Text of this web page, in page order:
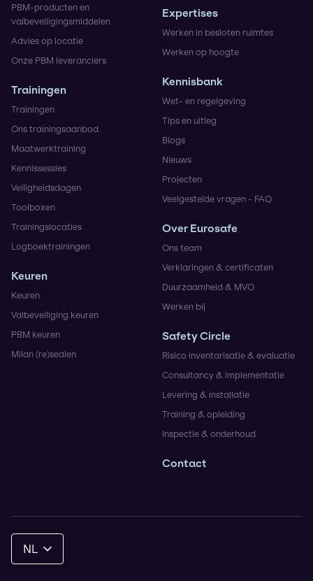
PBM-producten en
valbeveiligingsmiddelen
Advies op locatie
Onze PBM leveranciers
Trainingen
Trainingen
Ons trainingsaanbod
Maatwerktraining
Kennissessies
Veiligheidsdagen
Toolboxen
Trainingslocaties
Logboektrainingen
Keuren
Keuren
Valbeveiliging keuren
PBM keuren
Milan (re)sealen
Expertises
Werken in besloten ruimtes
Werken op hoogte
Kennisbank
Wet- en regelgeving
Tips en uitleg
Blogs
Nieuws
Projecten
Veelgestelde vragen - FAQ
Over Eurosafe
Ons team
Verklaringen & certificaten
Duurzaamheid & MVO
Werken bij
Safety Circle
Risico inventarisatie & evaluatie
Consultancy & implementatie
Levering & installatie
Training & opleiding
Inspectie & onderhoud
Contact
NL